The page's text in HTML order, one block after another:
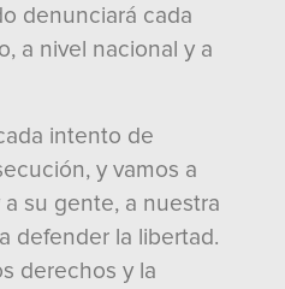
denunciará cada
a nivel nacional y a
intento de
y vamos a
su gente, a nuestra
defender la libertad.
derechos y la